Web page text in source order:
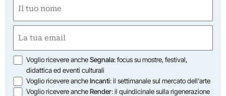
(Obbligatorio)
Nome
(Obbligatorio)
Opzioni
Voglio ricevere ancheSegnala: focus su mostre, festival,
didattica ed eventi culturali
Voglio ricevere ancheIncanti: il settimanale sul mercato dell'arte
Voglio ricevere ancheRender: il quindicinale sulla rigenerazione